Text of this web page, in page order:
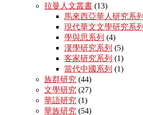
拉曼人文叢書 (13)
馬來西亞華人研究系列
現代華文文學研究系列
學與思系列 (4)
漢學研究系列 (5)
客家研究系列 (1)
當代中國系列 (1)
族群研究 (44)
文學研究 (27)
華語研究 (1)
華族研究 (54)